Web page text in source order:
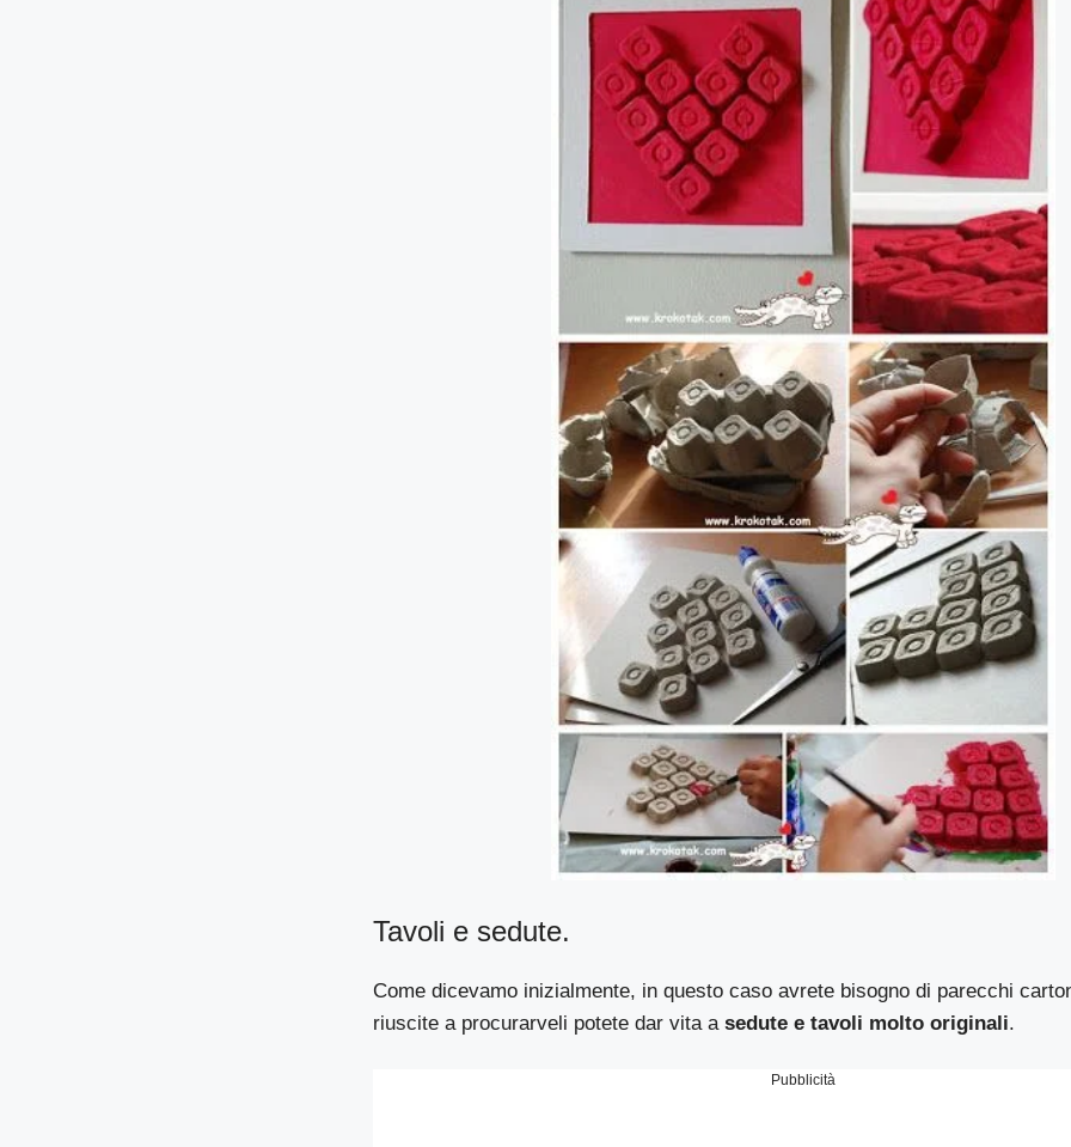
Tavoli e sedute.
Come dicevamo inizialmente, in questo caso avrete bisogno di parecchi
riuscite a procurarveli potete dar vita asedute e tavoli molto originali.
Pubblicità